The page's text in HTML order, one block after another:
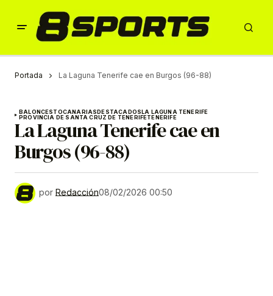
Portada La Laguna Tenerife cae en Burgos (96-88)
BALONCESTOCANARIASDESTACADOSLA LAGUNA TENERIFE
PROVINCIA DE SANTA CRUZ DE TENERIFETENERIFE
La Laguna Tenerife cae en
Burgos (96-88)
por Redacción08/02/2026 00:50